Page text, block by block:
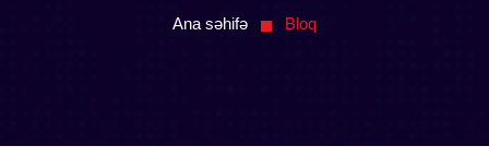
Ana səhifə Bloq